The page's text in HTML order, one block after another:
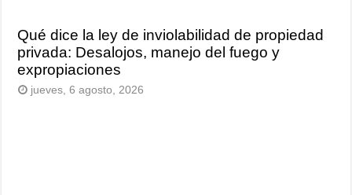
Qué dice la ley de inviolabilidad de propiedad
privada: Desalojos, manejo del fuego y
expropiaciones
jueves, 6 agosto, 2026